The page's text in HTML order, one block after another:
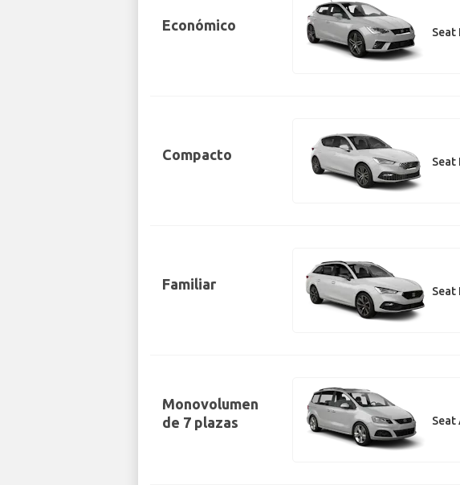
Económico Seat
Compacto Seat
Familiar Seat
Monovolumen
de 7 plazas
Seat